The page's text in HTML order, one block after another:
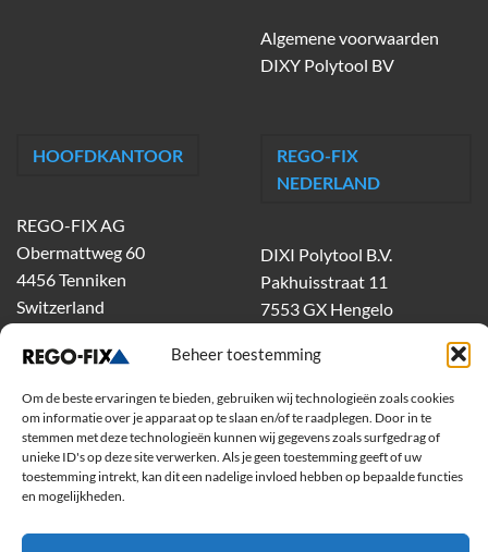
Beheer toestemming
Om de beste ervaringen te bieden, gebruiken wij technologieën zoals cookies
om informatie over je apparaat op te slaan en/of te raadplegen. Door in te
stemmen met deze technologieën kunnen wij gegevens zoals surfgedrag of
unieke ID's op deze site verwerken. Als je geen toestemming geeft of uw
toestemming intrekt, kan dit een nadelige invloed hebben op bepaalde functies
en mogelijkheden.
Algemene voorwaarden
DIXY Polytool BV
HOOFDKANTOOR
REGO-FIX AG
Obermattweg 60
4456 Tenniken
Switzerland
REGO-FIX
NEDERLAND
DIXI Polytool B.V.
Pakhuisstraat 11
7553 GX Hengelo
dixiholland@dixi.com
www.dixipolytool.com
Volg ons op Youtube
Volg ons op Linkedin